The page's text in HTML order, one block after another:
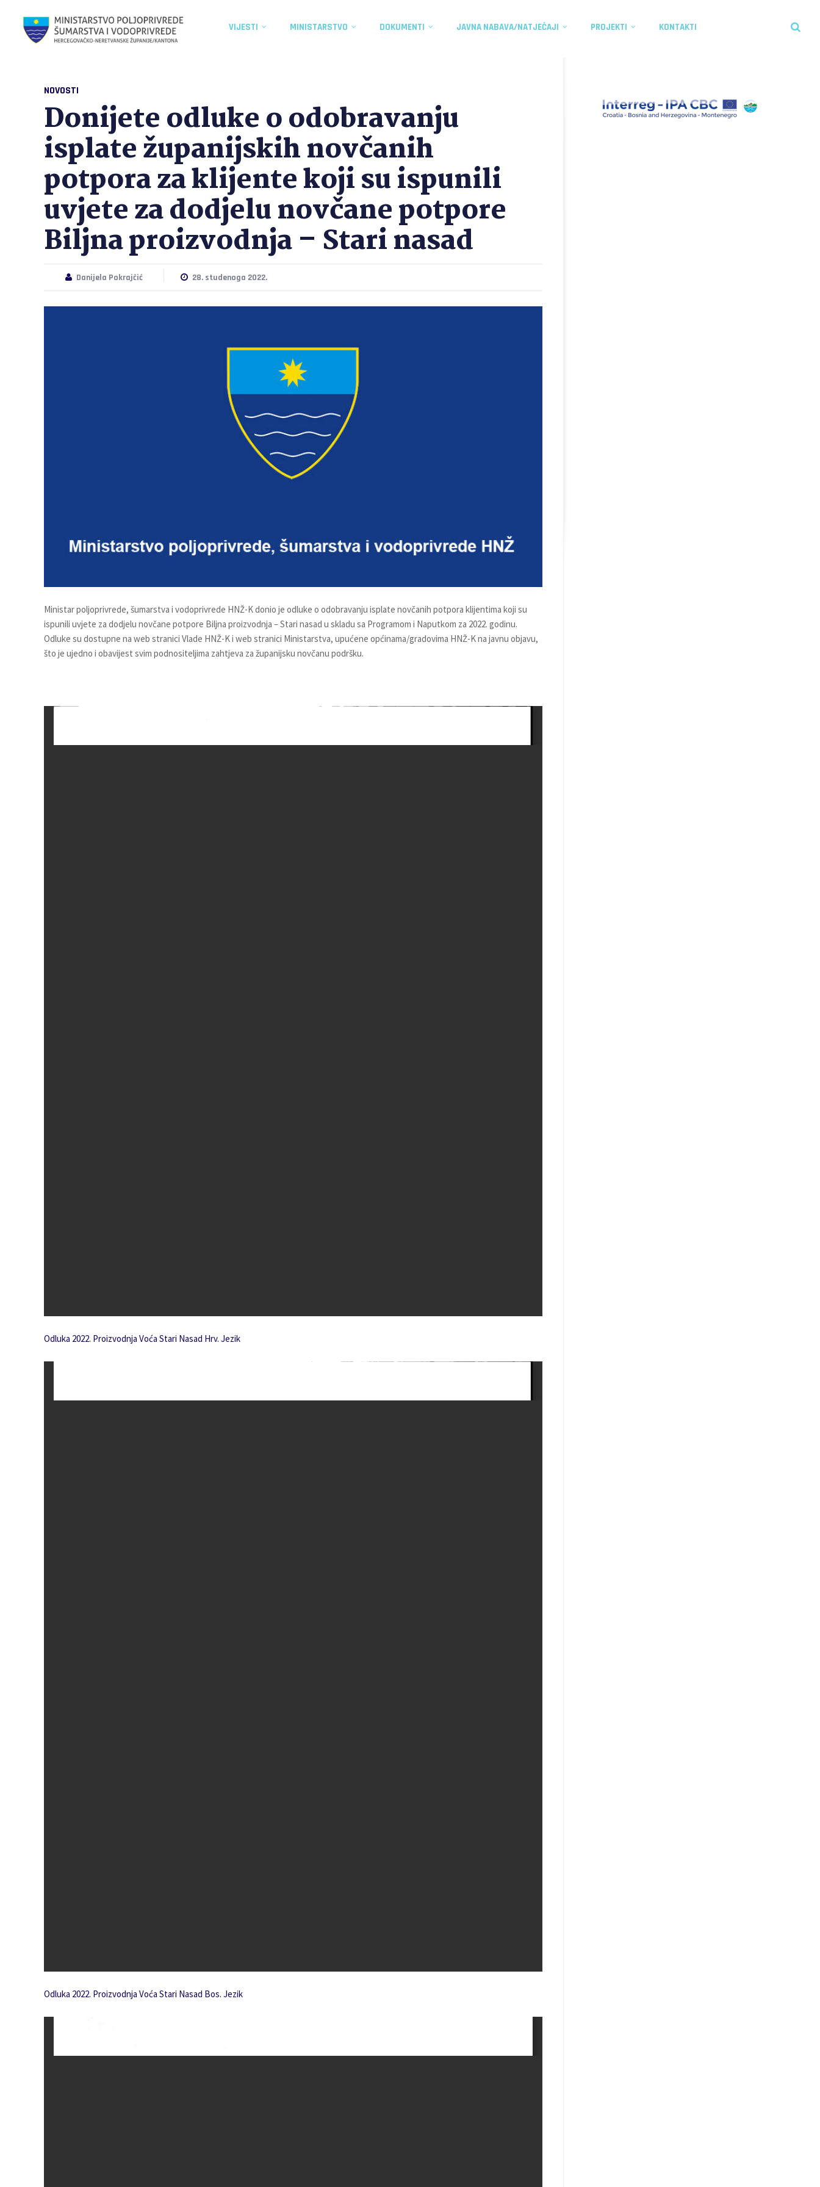
VIJESTI MINISTARSTVO DOKUMENTI JAVNA NABAVA/NATJEČAJI PROJEKTI KONTAKTI
NOVOSTI
Donijete odluke o odobravanju
isplate županijskih novčanih
potpora za klijente koji su ispunili
uvjete za dodjelu novčane potpore
Biljna proizvodnja – Stari nasad
Danijela Pokrajčić 28. studenoga 2022.
Ministar poljoprivrede, šumarstva i vodoprivrede HNŽ-K donio je odluke o odobravanju isplate novčanih potpora klijentima koji su
ispunili uvjete za dodjelu novčane potpore Biljna proizvodnja – Stari nasad u skladu sa Programom i Naputkom za 2022. godinu.
Odluke su dostupne na web stranici Vlade HNŽ-K i web stranici Ministarstva, upućene općinama/gradovima HNŽ-K na javnu objavu,
što je ujedno i obavijest svim podnositeljima zahtjeva za županijsku novčanu podršku.
Odluka 2022. Proizvodnja Voća Stari Nasad Hrv. Jezik
Odluka 2022. Proizvodnja Voća Stari Nasad Bos. Jezik